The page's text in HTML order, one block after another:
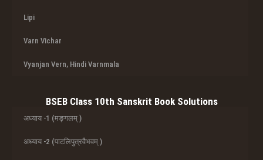
Lipi
Varn Vichar
Vyanjan Vern, Hindi Varnmala
BSEB Class 10th Sanskrit Book Solutions
अध्याय -1 (मङ्गलम् )
अध्याय -2 (पाटलिपुत्रवैभवम् )